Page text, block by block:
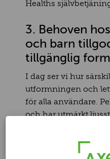
Healths
3. Behoven
och barn
tillgänglig
I dag ser vi hur
utformningen och
för alla användare.
och har utmärkt
på golvmodeller är
från marken